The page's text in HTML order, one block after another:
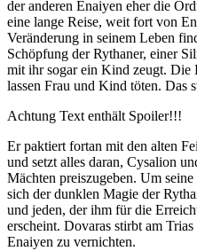
der anderen Enaiyen eher die
eine lange Reise, weit fort von
Veränderung in seinem Leben
Schöpfung der Rythaner, einer
mit ihr sogar ein Kind zeugt. Die
lassen Frau und Kind töten. Das
Achtung Text enthält Spoiler!!!
Er paktiert fortan mit den alten
und setzt alles daran, Cysalion
Mächten preiszugeben. Um
sich der dunklen Magie der
und jeden, der ihm für die
erscheint. Dovaras stirbt am
Enaiyen zu vernichten.